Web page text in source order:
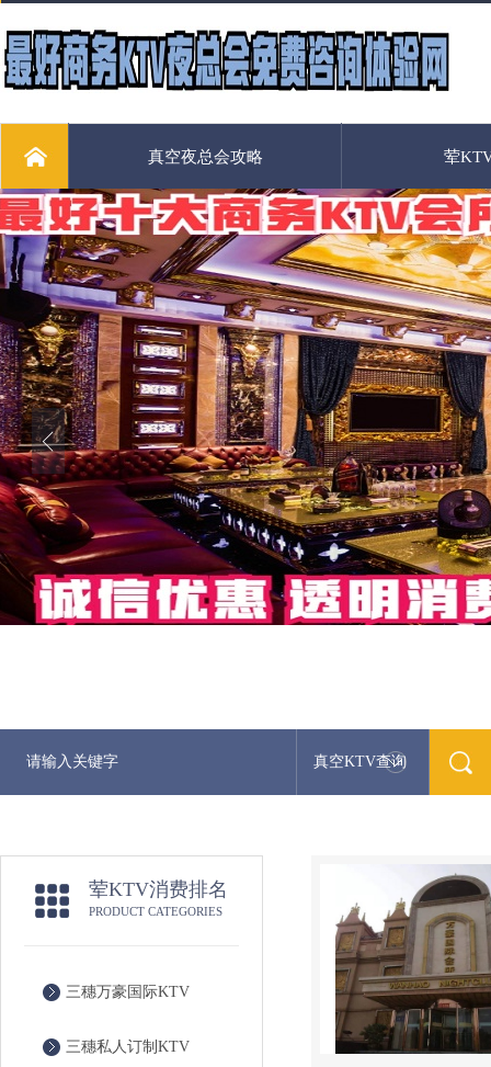
真空夜总会攻略 荤
真空KTV查询
荤KTV消费排名
PRODUCT CATEGORIES
三穗万豪国际KTV
三穗私人订制KTV